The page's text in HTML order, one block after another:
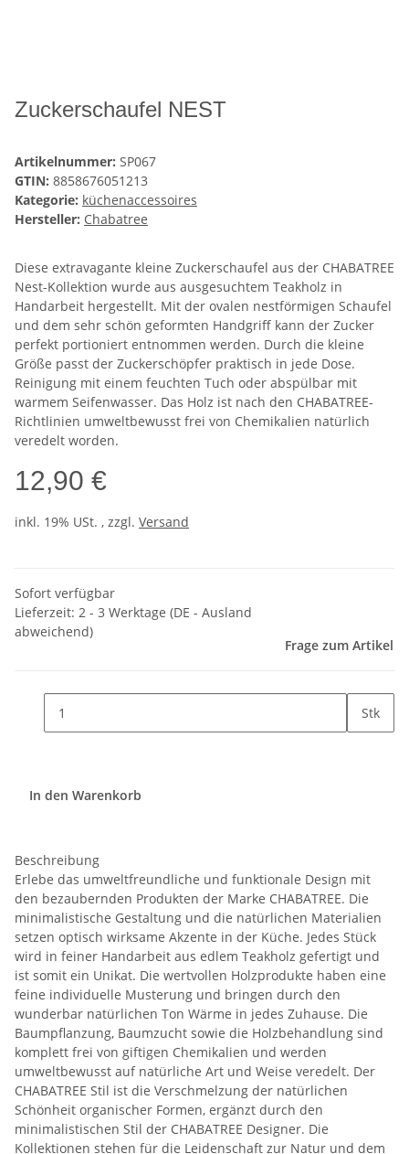
Zuckerschaufel NEST
Artikelnummer: SP067
GTIN: 8858676051213
Kategorie: küchenaccessoires
Hersteller: Chabatree
Diese extravagante kleine Zuckerschaufel aus der CHABATREE
Nest-Kollektion wurde aus ausgesuchtem Teakholz in
Handarbeit hergestellt. Mit der ovalen nestförmigen Schaufel
und dem sehr schön geformten Handgriff kann der Zucker
perfekt portioniert entnommen werden. Durch die kleine
Größe passt der Zuckerschöpfer praktisch in jede Dose.
Reinigung mit einem feuchten Tuch oder abspülbar mit
warmem Seifenwasser. Das Holz ist nach den CHABATREE-
Richtlinien umweltbewusst frei von Chemikalien natürlich
veredelt worden.
12,90 €
inkl. 19% USt. , zzgl. Versand
Sofort verfügbar
Lieferzeit: 2 - 3 Werktage (DE - Ausland
abweichend)
Frage zum Artikel
Stk
In den Warenkorb
Beschreibung
Erlebe das umweltfreundliche und funktionale Design mit
den bezaubernden Produkten der Marke CHABATREE. Die
minimalistische Gestaltung und die natürlichen Materialien
setzen optisch wirksame Akzente in der Küche. Jedes Stück
wird in feiner Handarbeit aus edlem Teakholz gefertigt und
ist somit ein Unikat. Die wertvollen Holzprodukte haben eine
feine individuelle Musterung und bringen durch den
wunderbar natürlichen Ton Wärme in jedes Zuhause. Die
Baumpflanzung, Baumzucht sowie die Holzbehandlung sind
komplett frei von giftigen Chemikalien und werden
umweltbewusst auf natürliche Art und Weise veredelt. Der
CHABATREE Stil ist die Verschmelzung der natürlichen
Schönheit organischer Formen, ergänzt durch den
minimalistischen Stil der CHABATREE Designer. Die
Kollektionen stehen für die Leidenschaft zur Natur und dem